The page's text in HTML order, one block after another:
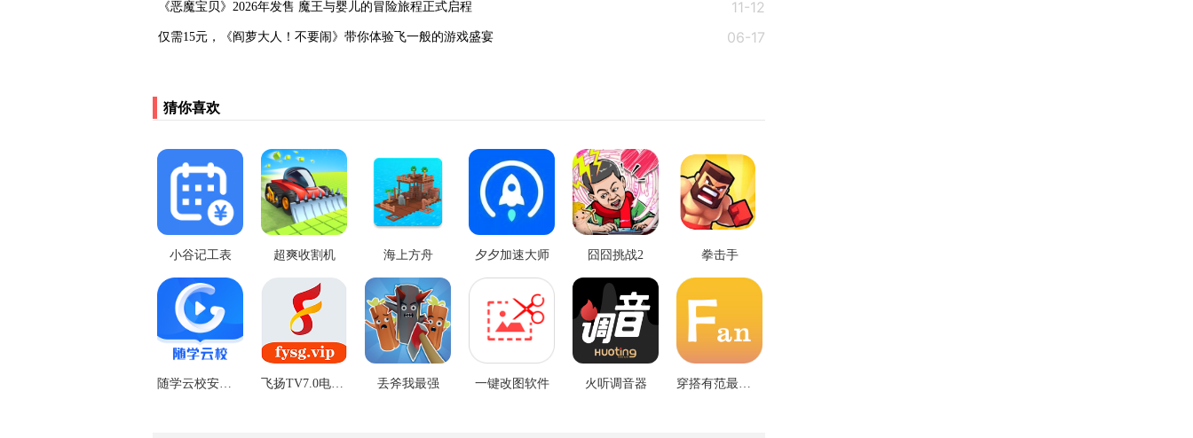
《恶魔宝贝》2026年发售 魔王与婴儿的冒险旅程正式启程‌ 11-12
仅需15元，《阎萝大人！不要闹》带你体验飞一般的游戏盛宴 06-17
猜你喜欢
小谷记工表 超爽收割机 海上方舟 夕夕加速大师 囧囧挑战2 拳击手
随学云校安卓版 飞扬TV7.0电视版 丢斧我最强 一键改图软件 火听调音器 穿搭有范最新版